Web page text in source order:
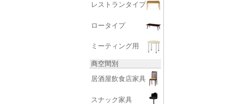
レストランタイプ
ロータイプ
ミーティング用
商空間別
居酒屋飲食店家具
スナック家具